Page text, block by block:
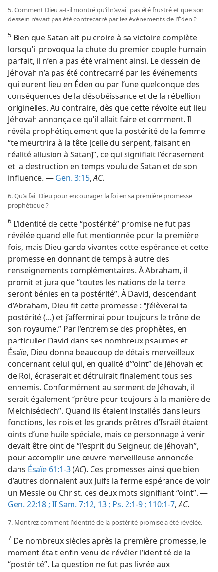
5. Comment Dieu a-​t-​il montré qu’il n’avait pas été frustré et que son
dessein n’avait pas été contrecarré par les événements de l’Éden ?
5 Bien que Satan ait pu croire à sa victoire complète
lorsqu’il provoqua la chute du premier couple humain
parfait, il n’en a pas été vraiment ainsi. Le dessein de
Jéhovah n’a pas été contrecarré par les événements
qui eurent lieu en Éden ou par l’une quelconque des
conséquences de la désobéissance et de la rébellion
originelles. Au contraire, dès que cette révolte eut lieu
Jéhovah annonça ce qu’il allait faire et comment. Il
révéla prophétiquement que la postérité de la femme
“te meurtrira à la tête [celle du serpent, faisant en
réalité allusion à Satan]”, ce qui signifiait l’écrasement
et la destruction en temps voulu de Satan et de son
influence. — Gen. 3:15,AC.
6. Qu’a fait Dieu pour encourager la foi en sa première promesse
prophétique ?
6 L’identité de cette “postérité” promise ne fut pas
révélée quand elle fut mentionnée pour la première
fois, mais Dieu garda vivantes cette espérance et cette
promesse en donnant de temps à autre des
renseignements complémentaires. À Abraham, il
promit et jura que “toutes les nations de la terre
seront bénies en ta postérité”. À David, descendant
d’Abraham, Dieu fit cette promesse : “J’élèverai ta
postérité (...) et j’affermirai pour toujours le trône de
son royaume.” Par l’entremise des prophètes, en
particulier David dans ses nombreux psaumes et
Ésaïe, Dieu donna beaucoup de détails merveilleux
concernant celui qui, en qualité d’“oint” de Jéhovah et
de Roi, écraserait et détruirait finalement tous ses
ennemis. Conformément au serment de Jéhovah, il
serait également “prêtre pour toujours à la manière de
Melchisédech”. Quand ils étaient installés dans leurs
fonctions, les rois et les grands prêtres d’Israël étaient
oints d’une huile spéciale, mais ce personnage à venir
devait être oint de “l’esprit du Seigneur, de Jéhovah”,
pour accomplir une œuvre merveilleuse annoncée
dans Ésaïe 61:1-3(AC). Ces promesses ainsi que bien
d’autres donnaient aux Juifs la ferme espérance de voir
un Messie ou Christ, ces deux mots signifiant “oint”. —
Gen. 22:18 ; II Sam. 7:12, 13 ; Ps. 2:1-9 ; 110:1-7,AC.
7. Montrez comment l’identité de la postérité promise a été révélée.
7 De nombreux siècles après la première promesse, le
moment était enfin venu de révéler l’identité de la
“postérité”. La question ne fut pas livrée aux